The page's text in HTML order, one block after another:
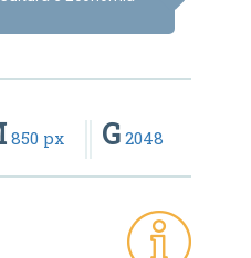
850 px G 2048